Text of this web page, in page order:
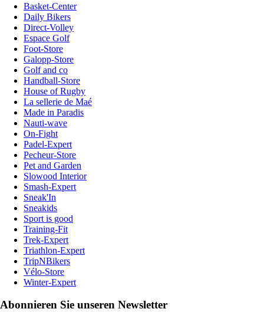
Basket-Center
Daily Bikers
Direct-Volley
Espace Golf
Foot-Store
Galopp-Store
Golf and co
Handball-Store
House of Rugby
La sellerie de Maé
Made in Paradis
Nauti-wave
On-Fight
Padel-Expert
Pecheur-Store
Pet and Garden
Slowood Interior
Smash-Expert
Sneak'In
Sneakids
Sport is good
Training-Fit
Trek-Expert
Triathlon-Expert
TripNBikers
Vélo-Store
Winter-Expert
Abonnieren Sie unseren Newsletter